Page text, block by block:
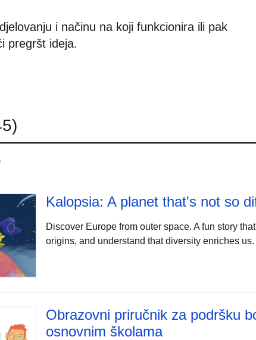
i načinu na koji funkcionira ili pak
pregršt ideja.
Kalopsia: A planet that's not so
Discover Europe from outer space. A fun story
origins, and understand that diversity enriches us.
Obrazovni priručnik za podršku
osnovnim školama